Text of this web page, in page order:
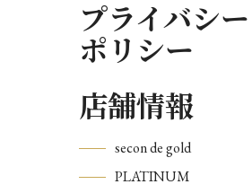
プライバシー
ポリシー
店舗情報
secon de gold
PLATINUM